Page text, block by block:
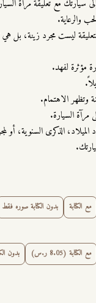
سيارتك مع تعليقة مرآة
والرعاية.
ليست مجرد زينة، بل هي
مؤثرة لفهد.
وتظهر الاهتمام.
مرآة السيارة.
الذكرى السنوية، أو
مع الكتابة بدون الكتابة صوره فقط
مع الكتابة (8.05 ر.س) بدون